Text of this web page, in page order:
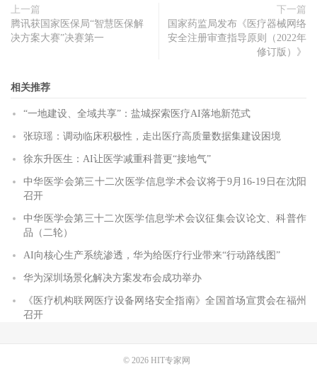
上一篇
腾讯获国家医保局“智慧医保解
决方案大赛”决赛第一
下一篇
国家药监局发布《医疗器械网络
安全注册审查指导原则（2022年
修订版）》
相关推荐
“一地建设、全域共享”：盐城探索医疗AI落地新范式
张琼瑶：调动临床积极性，走出医疗高质量数据集建设困境
徐东升医生：AI让医学减重科普更“接地气”
中华医学会第三十二次医学信息学术会议将于9月16-19日在沈阳
召开
中华医学会第三十二次医学信息学术会议征集会议论文、科普作
品（二轮）
AI向核心生产系统渗透，华为给医疗行业带来“行动路线图”
华为深圳场景化解决方案发布会成功举办
《医疗机构联网医疗设备网络安全指南》全国首场宣贯会在福州
召开
© 2026 HIT专家网